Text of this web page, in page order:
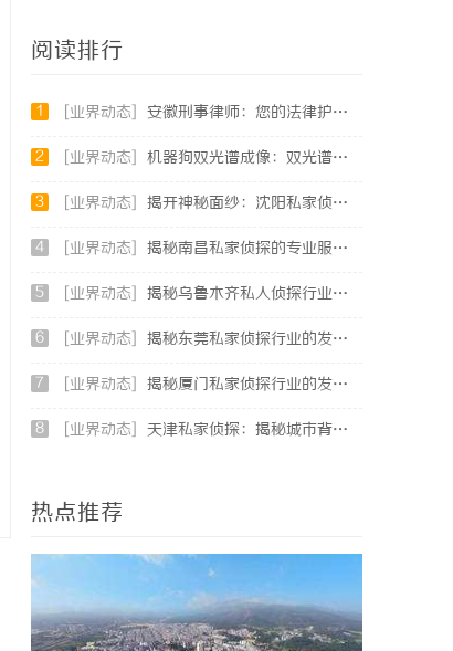
阅读排行
1 [业界动态] 安徽刑事律师：您的法律护航者
2 [业界动态] 机器狗双光谱成像：双光谱融合感知，筑牢工矿机器狗全域巡检识别能力
3 [业界动态] 揭开神秘面纱：沈阳私家侦探行业的现状与发展
4 [业界动态] 揭秘南昌私家侦探的专业服务与行业现状全面解析
5 [业界动态] 揭秘乌鲁木齐私人侦探行业的发展与应用前景
6 [业界动态] 揭秘东莞私家侦探行业的发展与服务价值
7 [业界动态] 揭秘厦门私家侦探行业的发展与服务特色详解
8 [业界动态] 天津私家侦探：揭秘城市背后的隐秘守护者
热点推荐